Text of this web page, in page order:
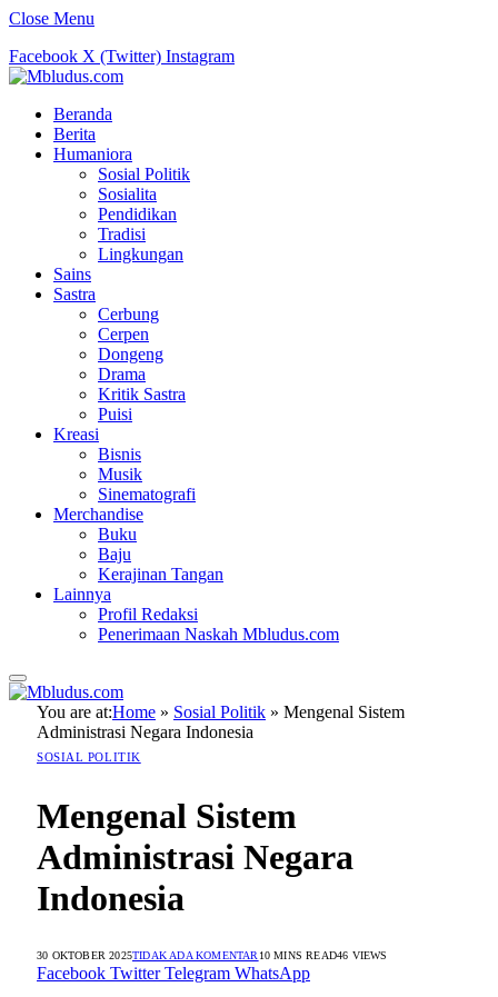
Close Menu
Facebook X (Twitter) Instagram
Beranda
Berita
Humaniora
Sosial Politik
Sosialita
Pendidikan
Tradisi
Lingkungan
Sains
Sastra
Cerbung
Cerpen
Dongeng
Drama
Kritik Sastra
Puisi
Kreasi
Bisnis
Musik
Sinematografi
Merchandise
Buku
Baju
Kerajinan Tangan
Lainnya
Profil Redaksi
Penerimaan Naskah Mbludus.com
You are at:Home » Sosial Politik » Mengenal Sistem
Administrasi Negara Indonesia
SOSIAL POLITIK
Mengenal Sistem
Administrasi Negara
Indonesia
30 OKTOBER 2025TIDAK ADA KOMENTAR 10 MINS READ46 VIEWS
Facebook Twitter Telegram WhatsApp